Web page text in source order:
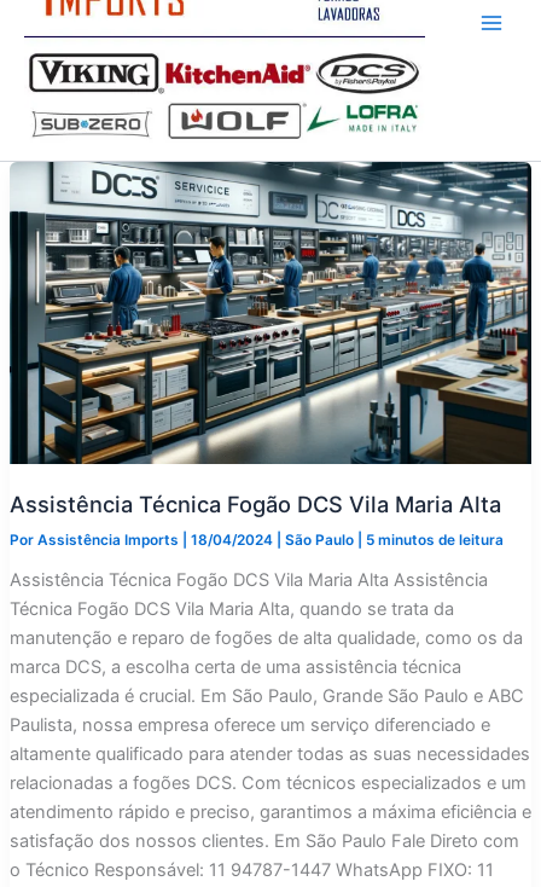
Assistência Técnica Fogão DCS Vila Maria Alta
Por Assistência Imports 18/04/2024 São Paulo| 5 minutos de leitura
Assistência Técnica Fogão DCS Vila Maria Alta Assistência
Técnica Fogão DCS Vila Maria Alta, quando se trata da
manutenção e reparo de fogões de alta qualidade, como os da
marca DCS, a escolha certa de uma assistência técnica
especializada é crucial. Em São Paulo, Grande São Paulo e ABC
Paulista, nossa empresa oferece um serviço diferenciado e
altamente qualificado para atender todas as suas necessidades
relacionadas a fogões DCS. Com técnicos especializados e um
atendimento rápido e preciso, garantimos a máxima eficiência e
satisfação dos nossos clientes. Em São Paulo Fale Direto com
o Técnico Responsável: 11 94787-1447 WhatsApp FIXO: 11